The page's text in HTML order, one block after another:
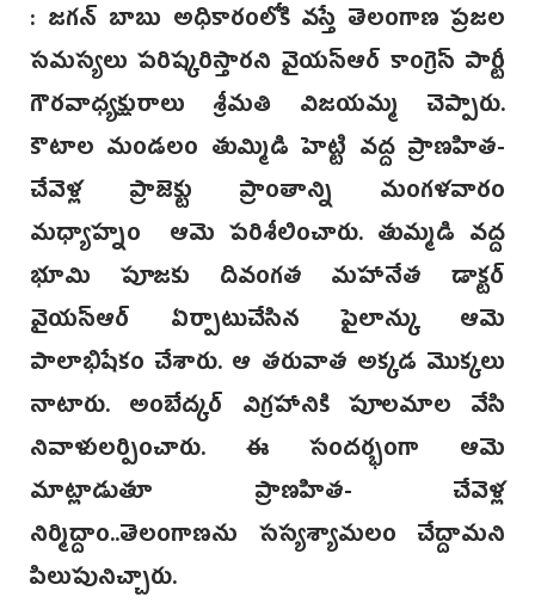
: జగన్ బాబు అధికారంలోకి వస్తే తెలంగాణ ప్రజల
సమస్యలు పరిష్కరిస్తారని వైయస్ఆర్ కాంగ్రెస్ పార్టీ
గౌరవాధ్యక్షురాలు శ్రీమతి విజయమ్మ చెప్పారు.
కౌటాల మండలం తుమ్మిడి హెట్టి వద్ద ప్రాణహిత-
చేవెళ్ల ప్రాజెక్టు ప్రాంతాన్ని మంగళవారం
మధ్యాహ్నం ఆమె పరిశీలించారు. తుమ్మడి వద్ద
భూమి పూజకు దివంగత మహానేత డాక్టర్
వైయస్ఆర్ ఏర్పాటుచేసిన పైలాన్కు ఆమె
పాలాభిషేకం చేశారు. ఆ తరువాత అక్కడ మొక్కలు
నాటారు. అంబేద్కర్ విగ్రహానికి పూలమాల వేసి
నివాళులర్పించారు. ఈ సందర్భంగా ఆమె
మాట్లాడుతూ ప్రాణహిత- చేవెళ్ల
నిర్మిద్దాం..తెలంగాణను సస్యశ్యామలం చేద్దామని
పిలుపునిచ్చారు.